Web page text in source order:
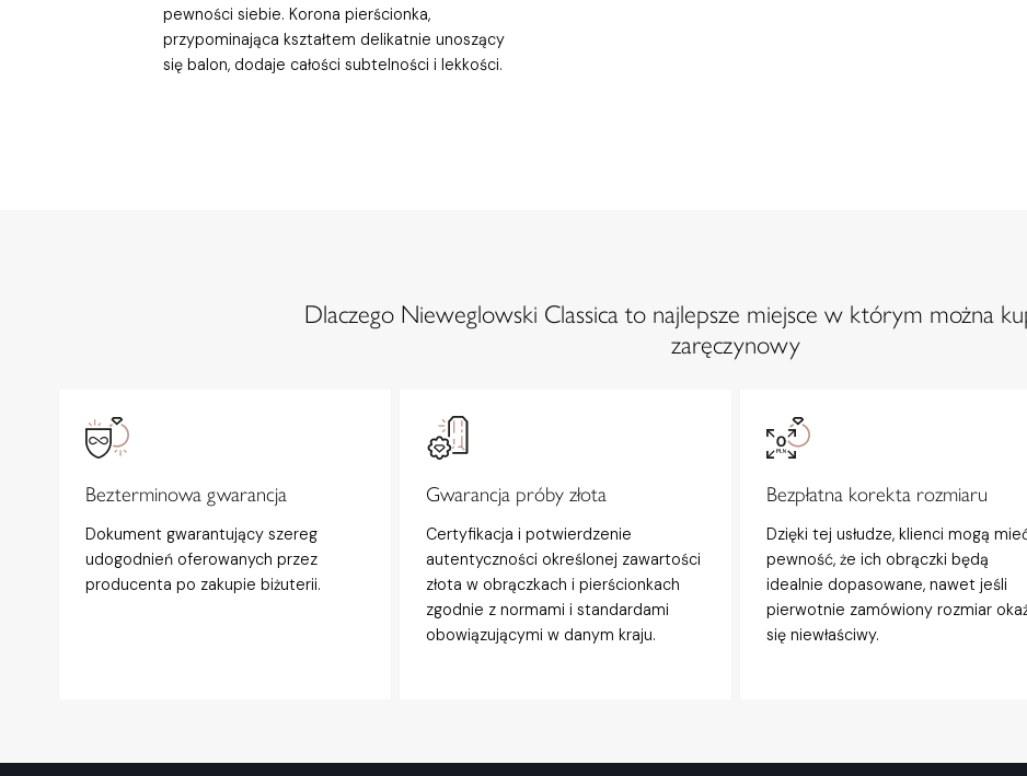
pewności siebie. Korona pierścionka,
przypominająca kształtem delikatnie unoszący
się balon, dodaje całości subtelności i lekkości.
Dlaczego Nieweglowski Classica to najlepsze miejsce w którym można
zaręczynowy
Bezterminowa gwarancja
Dokument gwarantujący szereg
udogodnień oferowanych przez
producenta po zakupie biżuterii.
Gwarancja próby złota
Certyfikacja i potwierdzenie
autentyczności określonej zawartości
złota w obrączkach i pierścionkach
zgodnie z normami i standardami
obowiązującymi w danym kraju.
Bezpłatna korekta rozmiaru
Dzięki tej usłudze, klienci mogą
pewność, że ich obrączki będą
idealnie dopasowane, nawet jeśli
pierwotnie zamówiony rozmiar
się niewłaściwy.